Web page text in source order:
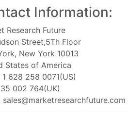
Information:
Research Future
Street,5Th Floor
New York 10013
States of America
1 628 258 0071(US)
002 764(UK)
sales@marketresearchfuture.com